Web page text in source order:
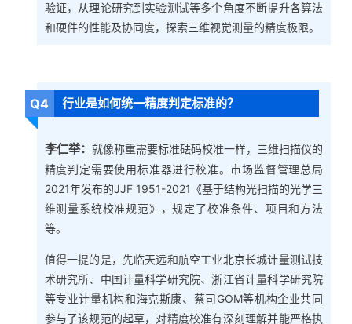
验证，从理论研究到实验测试等多个角度不断提升各算法
和硬件的性能及协同度，探索三维视觉测量的精度极限。
Q4 行业是如何统一精度判定标准的？
李仁举： 就像称重需要标准砝码校准一样，三维扫描仪的
精度判定需要使用标准器进行校准。市场监督管理总局
2021年发布的JJF 1951-2021《基于结构光扫描的光学三
维测量系统校准规范》，规定了校准条件、项目和方法
等。
值得一提的是，先临天远和航空工业北京长城计量测试技
术研究所、中国计量科学研究院、浙江省计量科学研究院
等专业计量机构和海克斯康、蔡司GOM等机构企业共同
参与了该规范的起草，对精度校准有深刻理解并能严格执